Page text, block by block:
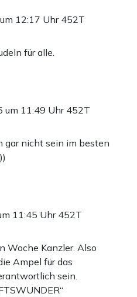
12:17 Uhr 452T
für alle.
um 11:49 Uhr 452T
gar nicht sein im besten
11:45 Uhr 452T
Woche Kanzler. Also
Ampel für das
sein.